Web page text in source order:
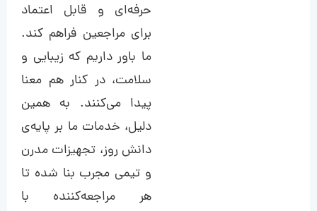
حرفه‌ای و قابل اعتماد
برای مراجعین فراهم کند.
ما باور داریم که زیبایی و
سلامت، در کنار هم معنا
پیدا می‌کنند. به همین
دلیل، خدمات ما بر پایه‌ی
دانش روز، تجهیزات مدرن
و تیمی مجرب بنا شده تا
هر مراجعه‌کننده با